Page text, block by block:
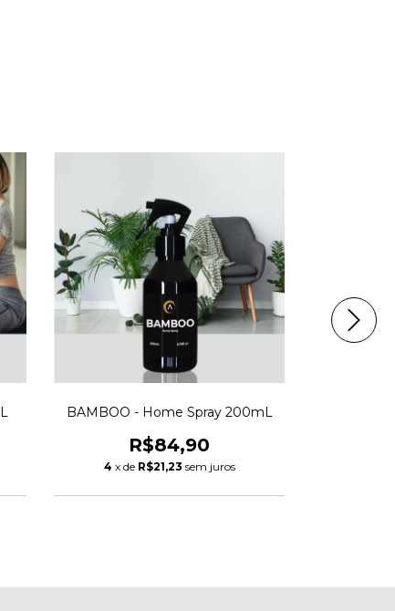
BAMBOO - Home Spray 200mL
R$84,90
4 x de R$21,23 sem juros